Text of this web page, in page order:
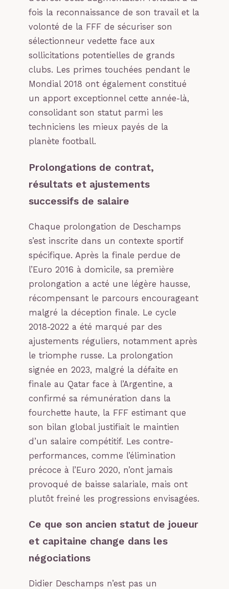
fois la reconnaissance de son travail et la
volonté de la FFF de sécuriser son
sélectionneur vedette face aux
sollicitations potentielles de grands
clubs. Les primes touchées pendant le
Mondial 2018 ont également constitué
un apport exceptionnel cette année-là,
consolidant son statut parmi les
techniciens les mieux payés de la
planète football.
Prolongations de contrat,
résultats et ajustements
successifs de salaire
Chaque prolongation de Deschamps
s’est inscrite dans un contexte sportif
spécifique. Après la finale perdue de
l’Euro 2016 à domicile, sa première
prolongation a acté une légère hausse,
récompensant le parcours encourageant
malgré la déception finale. Le cycle
2018-2022 a été marqué par des
ajustements réguliers, notamment après
le triomphe russe. La prolongation
signée en 2023, malgré la défaite en
finale au Qatar face à l’Argentine, a
confirmé sa rémunération dans la
fourchette haute, la FFF estimant que
son bilan global justifiait le maintien
d’un salaire compétitif. Les contre-
performances, comme l’élimination
précoce à l’Euro 2020, n’ont jamais
provoqué de baisse salariale, mais ont
plutôt freiné les progressions envisagées.
Ce que son ancien statut de joueur
et capitaine change dans les
négociations
Didier Deschamps n’est pas un